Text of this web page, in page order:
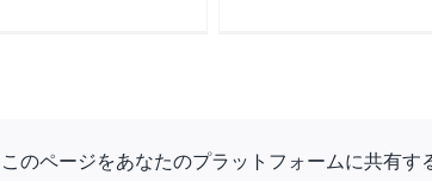
このページをあなたのプラットフォームに共有す